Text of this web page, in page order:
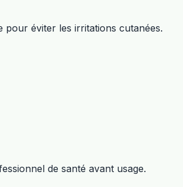
pour éviter les irritations cutanées.
de santé avant usage.